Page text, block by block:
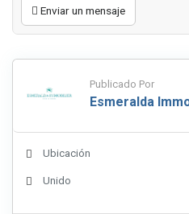
Enviar un mensaje
Publicado Por
Esmeralda
Ubicación
Unido